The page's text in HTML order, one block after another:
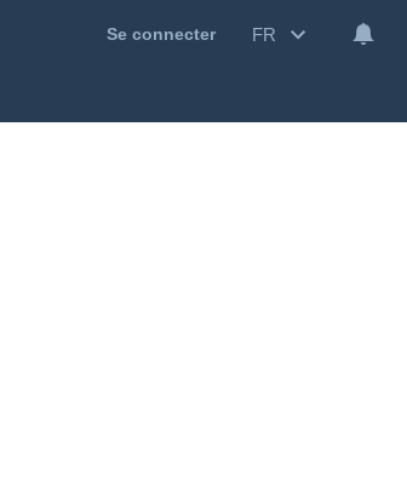
Se connecter FR